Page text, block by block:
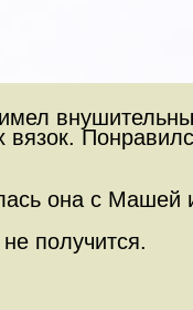
она с
получится.